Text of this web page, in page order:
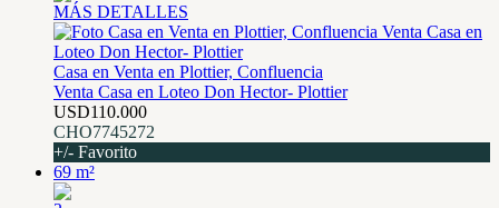
MÁS DETALLES
Casa en Venta en Plottier, Confluencia
Venta Casa en Loteo Don Hector- Plottier
USD110.000
CHO7745272
+/- Favorito
69 m²